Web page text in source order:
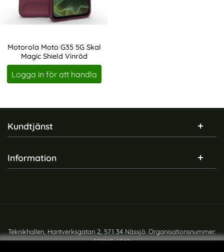
Motorola Moto G35 5G Skal
Magic Shield Vinröd
Art. nr 237279
Logga in för att handla
Sidfot Blandad info och länkar
Kundtjänst
Information
Teknikhallen, Hantverksgatan 2, 571 34 Nässjö. Organisationsnummer:
559165-6540